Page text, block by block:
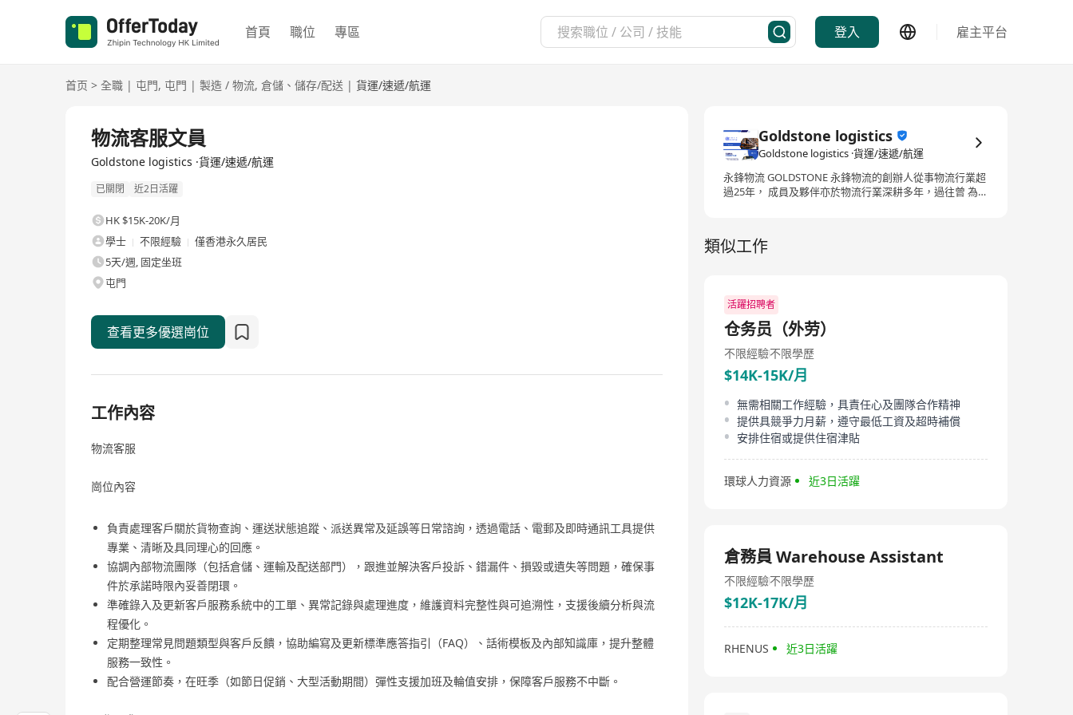
首頁 職位 專區 登入 雇主平台
首页 > 全職 | 屯門, 屯門 | 製造 / 物流, 倉儲、儲存/配送 | 貨運/速遞/航運
物流客服文員
Goldstone logistics ·貨運/速遞/航運
已關閉 近2日活躍
HK $15K-20K/月
學士
不限經驗
僅香港永久居民
5天/週, 固定坐班
屯門
查看更多優選崗位
工作內容
物流客服
崗位內容
負責處理客戶關於貨物查詢、運送狀態追蹤、派送異常及延誤等日常諮詢，透過電話、電郵及即時通訊工具提供
專業、清晰及具同理心的回應。
協調內部物流團隊（包括倉儲、運輸及配送部門），跟進並解決客戶投訴、錯漏件、損毀或遺失等問題，確保事
件於承諾時限內妥善閉環。
準確錄入及更新客戶服務系統中的工單、異常記錄與處理進度，維護資料完整性與可追溯性，支援後續分析與流
程優化。
定期整理常見問題類型與客戶反饋，協助編寫及更新標準應答指引（FAQ）、話術模板及內部知識庫，提升整體
服務一致性。
配合營運節奏，在旺季（如節日促銷、大型活動期間）彈性支援加班及輪值安排，保障客戶服務不中斷。
Goldstone logistics
Goldstone logistics ·貨運/速遞/航運
永鋒物流 GOLDSTONE 永鋒物流的創辦人從事物流行業超
過25年， 成員及夥伴亦於物流行業深耕多年，過往曾 為不
伴合作，聯手為客戶持 續提供高度客製化及彈性的物流方
案，以一 次性滿足客戶本地倉儲及派送等各物流領域 的需
類似工作
活躍招聘者
仓务员（外劳）
不限經驗不限學歷
$14K-15K/月
無需相關工作經驗，具責任心及團隊合作精神
提供具競爭力月薪，遵守最低工資及超時補償
安排住宿或提供住宿津貼
環球人力資源 近3日活躍
倉務員 Warehouse Assistant
不限經驗不限學歷
$12K-17K/月
RHENUS 近3日活躍